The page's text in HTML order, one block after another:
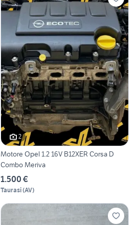
2
Motore Opel 1.2 16V B12XER Corsa D
Combo Meriva
1.500 €
Taurasi(AV)